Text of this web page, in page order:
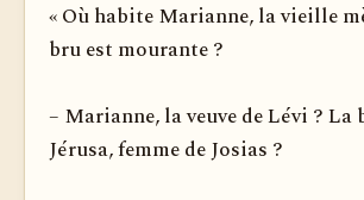
« Où habite Marianne, la vieille
bru est mourante ?
– Marianne, la veuve de Lévi ? La
Jérusa, femme de Josias ?